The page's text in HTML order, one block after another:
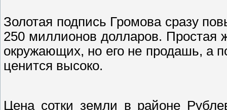
Золотая подпись Громова сразу
250 миллионов долларов. Простая
окружающих, но его не продашь, а
ценится высоко.
Цена сотки земли в районе